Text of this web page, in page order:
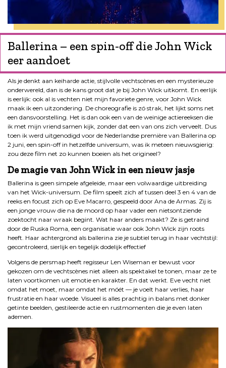
Ballerina – een spin-off die John Wick
eer aandoet
Als je denkt aan keiharde actie, stijlvolle vechtscènes en een mysterieuze
onderwereld, dan is de kans groot dat je bij John Wick uitkomt. En eerlijk
is eerlijk: ook al is vechten niet mijn favoriete genre, voor John Wick
maak ik een uitzondering. De choreografie is zó strak, het lijkt soms net
een dansvoorstelling. Het is dan ook een van de weinige actiereeksen die
ik met mijn vriend samen kijk, zonder dat een van ons zich verveelt. Dus
toen ik werd uitgenodigd voor de Nederlandse première van Ballerina op
2 juni, een spin-off in hetzelfde universum, was ik meteen nieuwsgierig:
zou deze film net zo kunnen boeien als het origineel?
De magie van John Wick in een nieuw jasje
Ballerina is geen simpele afgeleide, maar een volwaardige uitbreiding
van het Wick-universum. De film speelt zich af tussen deel 3 en 4 van de
reeks en focust zich op Eve Macarro, gespeeld door Ana de Armas. Zij is
een jonge vrouw die na de moord op haar vader een nietsontziende
zoektocht naar wraak begint. Wat haar anders maakt? Ze is getraind
door de Ruska Roma, een organisatie waar ook John Wick zijn roots
heeft. Haar achtergrond als ballerina zie je subtiel terug in haar vechtstijl:
gecontroleerd, sierlijk en tegelijk dodelijk effectief
Volgens de persmap heeft regisseur Len Wiseman er bewust voor
gekozen om de vechtscènes niet alleen als spektakel te tonen, maar ze te
laten voortkomen uit emotie en karakter. En dat werkt. Eve vecht niet
omdat het moet, maar omdat het móét — je voelt haar verlies, haar
frustratie en haar woede. Visueel is alles prachtig in balans met donker
getinte beelden, gestileerde actie en rustmomenten die je even laten
ademen.